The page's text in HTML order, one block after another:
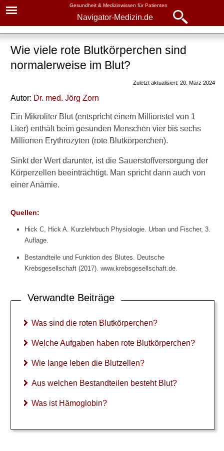
Gesundheit & Medizinwissen für Patienten
Navigator-Medizin.de
Wie viele rote Blutkörperchen sind
normalerweise im Blut?
Zuletzt aktualisiert: 20. März 2024
Autor: Dr. med. Jörg Zorn
Ein Mikroliter Blut (entspricht einem Millionstel von 1
Liter) enthält beim gesunden Menschen vier bis sechs
Millionen Erythrozyten (rote Blutkörperchen).
Sinkt der Wert darunter, ist die Sauerstoffversorgung der
Körperzellen beeinträchtigt. Man spricht dann auch von
einer Anämie.
Quellen:
Hick C, Hick A. Kurzlehrbuch Physiologie. Urban und Fischer, 3.
Auflage.
Bestandteile und Funktion des Blutes. Deutsche
Krebsgesellschaft (2017). www.krebsgesellschaft.de.
Verwandte Beiträge
Was sind die roten Blutkörperchen?
Welche Aufgaben haben rote Blutkörperchen?
Wie lange leben die Blutzellen?
Aus welchen Bestandteilen besteht Blut?
Was ist Hämoglobin?
Navigator-Medizin.de
► News
► Therapieverfahren
► Medikamente
► Gesundheitsthemen
Navigator-
Medizin.de
▾
Gesundheitsthemen
Aufgabe
rote Blutkörperchen
Aufgabe der roten
Blutkörperchen
weiße Blutkörperchen
Aufgabe der weißen
Blutkörperchen
Arten weißer Blutkörperchen
Blutplättchen
Aufgabe der Thrombozyten
Anzahl Blutplättchen
(Thrombozyten)
Lymphozyten